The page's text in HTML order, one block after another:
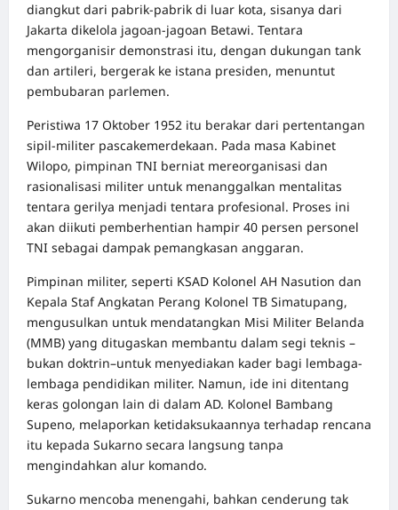
diangkut dari pabrik-pabrik di luar kota, sisanya dari
Jakarta dikelola jagoan-jagoan Betawi. Tentara
mengorganisir demonstrasi itu, dengan dukungan tank
dan artileri, bergerak ke istana presiden, menuntut
pembubaran parlemen.
Peristiwa 17 Oktober 1952 itu berakar dari pertentangan
sipil-militer pascakemerdekaan. Pada masa Kabinet
Wilopo, pimpinan TNI berniat mereorganisasi dan
rasionalisasi militer untuk menanggalkan mentalitas
tentara gerilya menjadi tentara profesional. Proses ini
akan diikuti pemberhentian hampir 40 persen personel
TNI sebagai dampak pemangkasan anggaran.
Pimpinan militer, seperti KSAD Kolonel AH Nasution dan
Kepala Staf Angkatan Perang Kolonel TB Simatupang,
mengusulkan untuk mendatangkan Misi Militer Belanda
(MMB) yang ditugaskan membantu dalam segi teknis –
bukan doktrin–untuk menyediakan kader bagi lembaga-
lembaga pendidikan militer. Namun, ide ini ditentang
keras golongan lain di dalam AD. Kolonel Bambang
Supeno, melaporkan ketidaksukaannya terhadap rencana
itu kepada Sukarno secara langsung tanpa
mengindahkan alur komando.
Sukarno mencoba menengahi, bahkan cenderung tak